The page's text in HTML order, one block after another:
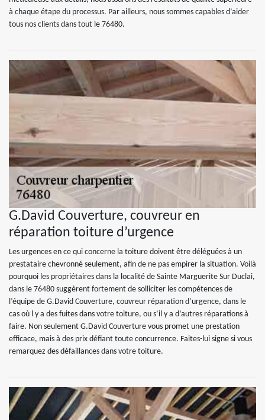
à chaque étape du processus. Par ailleurs, nous sommes capables d’aider
tous nos clients dans tout le 76480.
G.David Couverture, couvreur en
réparation toiture d’urgence
Les urgences en ce qui concerne la toiture doivent être déléguées à un
prestataire chevronné seulement, afin de ne pas empirer la situation. Voilà
pourquoi les propriétaires dans la localité de Sainte Marguerite Sur Duclai,
dans le 76480 suggèrent fortement de solliciter les compétences de
l’équipe de G.David Couverture, couvreur réparation d’urgence, dans le
cas où l y a des fuites dans votre toiture, ou s’il y a d’autres réparations à
faire. Non seulement G.David Couverture vous promet une prestation
efficace, mais à des prix défiant toute concurrence. Faites-lui signe si vous
remarquez des défaillances dans votre toiture.